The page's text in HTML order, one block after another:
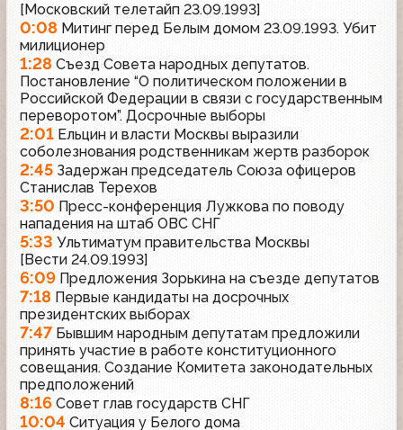
[Московский телетайп 23.09.1993]
0:08 Митинг перед Белым домом 23.09.1993. Убит
милиционер
1:28 Съезд Совета народных депутатов.
Постановление “О политическом положении в
Российской Федерации в связи с государственным
переворотом”. Досрочные выборы
2:01 Ельцин и власти Москвы выразили
соболезнования родственникам жертв разборок
2:45 Задержан председатель Союза офицеров
Станислав Терехов
3:50 Пресс-конференция Лужкова по поводу
нападения на штаб ОВС СНГ
5:33 Ультиматум правительства Москвы
[Вести 24.09.1993]
6:09 Предложения Зорькина на съезде депутатов
7:18 Первые кандидаты на досрочных
президентских выборах
7:47 Бывшим народным депутатам предложили
принять участие в работе конституционного
совещания. Создание Комитета законодательных
предположений
8:16 Совет глав государств СНГ
10:04 Ситуация у Белого дома